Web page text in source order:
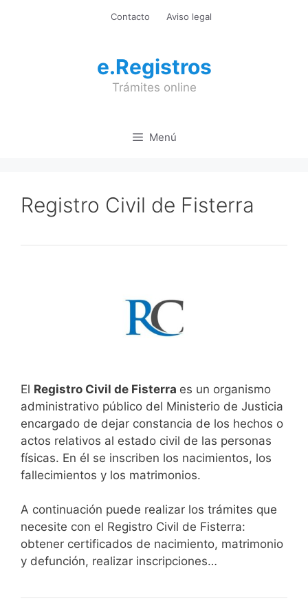
Contacto Aviso legal
e.Registros
Trámites online
Menú
Registro Civil de Fisterra
El Registro Civil de Fisterra es un organismo
administrativo público del Ministerio de Justicia
encargado de dejar constancia de los hechos o
actos relativos al estado civil de las personas
físicas. En él se inscriben los nacimientos, los
fallecimientos y los matrimonios.
A continuación puede realizar los trámites que
necesite con el Registro Civil de Fisterra:
obtener certificados de nacimiento, matrimonio
y defunción, realizar inscripciones…